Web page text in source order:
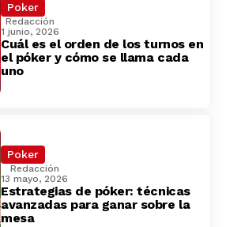
Poker
Redacción
1 junio, 2026
Cuál es el orden de los turnos en
el póker y cómo se llama cada
uno
Poker
Redacción
13 mayo, 2026
Estrategias de póker: técnicas
avanzadas para ganar sobre la
mesa